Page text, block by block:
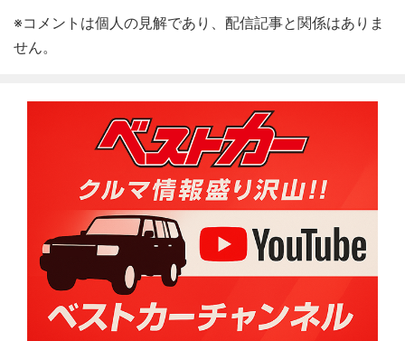
※コメントは個人の見解であり、配信記事と関係はありま
せん。